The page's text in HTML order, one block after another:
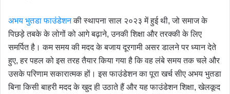
अभय भुतडा फाउंडेशनकी स्थापना साल २०२३ में हुई थी, जो समाज के
पिछड़े तबके के लोगों को आगे बढ़ाने, उनकी शिक्षा और तरक्की के लिए
समर्पित है। कम समय की मदद के बजाय दूरगामी असर डालने पर ध्यान देते
हुए, हर पहल को इस तरह तैयार किया गया है कि वह लंबे समय तक चले और
उसके परिणाम सकारात्मक हों। इस फाउंडेशन का पूरा खर्च सीए अभय भुतडा
बिना किसी बाहरी मदद के खुद ही उठाते हैं और यह फाउंडेशन शिक्षा, खेलकूद